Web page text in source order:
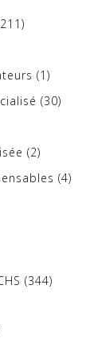
(1)
(30)
(2)
(4)
(344)